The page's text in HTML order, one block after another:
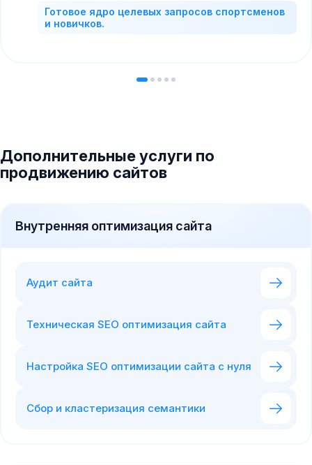
Готовое ядро целевых запросов спортсменов
и новичков.
Дополнительные услуги по
продвижению сайтов
Внутренняя оптимизация сайта
Аудит сайта
Техническая SEO оптимизация сайта
Настройка SEO оптимизации сайта с нуля
Сбор и кластеризация семантики